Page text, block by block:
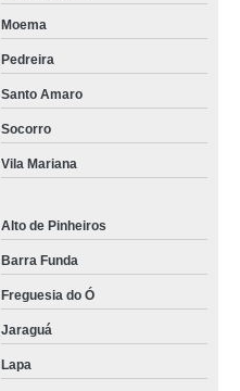
Moema
Pedreira
Santo Amaro
Socorro
Vila Mariana
Alto de Pinheiros
Barra Funda
Freguesia do Ó
Jaraguá
Lapa